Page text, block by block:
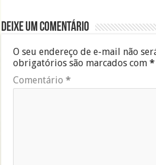
Deixe um comentário
O seu endereço de e-mail não
obrigatórios são marcados com*
Comentário*